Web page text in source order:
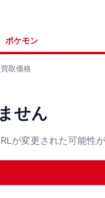
ポケモン
買取価格
せん
が変更された可能性が